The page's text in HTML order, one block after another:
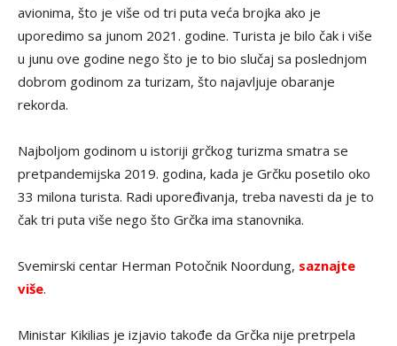
avionima, što je više od tri puta veća brojka ako je
uporedimo sa junom 2021. godine. Turista je bilo čak i više
u junu ove godine nego što je to bio slučaj sa poslednjom
dobrom godinom za turizam, što najavljuje obaranje
rekorda.
Najboljom godinom u istoriji grčkog turizma smatra se
pretpandemijska 2019. godina, kada je Grčku posetilo oko
33 milona turista. Radi upoređivanja, treba navesti da je to
čak tri puta više nego što Grčka ima stanovnika.
Svemirski centar Herman Potočnik Noordung, saznajte
više.
Ministar Kikilias je izjavio takođe da Grčka nije pretrpela